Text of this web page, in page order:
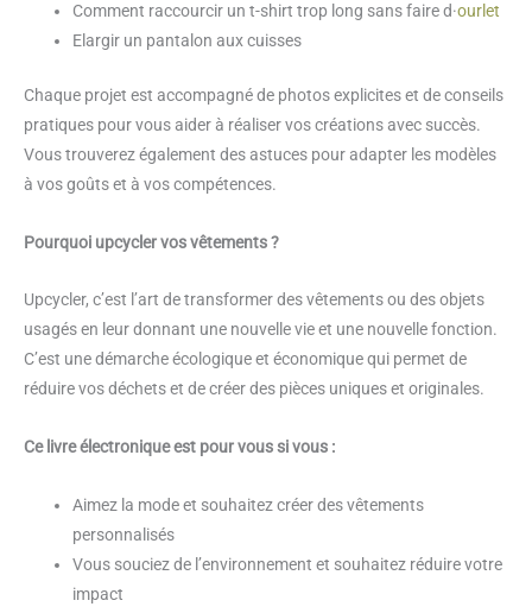
Comment raccourcir un t-shirt trop long sans faire d·ourlet
Elargir un pantalon aux cuisses
Chaque projet est accompagné de photos explicites et de conseils
pratiques pour vous aider à réaliser vos créations avec succès.
Vous trouverez également des astuces pour adapter les modèles
à vos goûts et à vos compétences.
Pourquoi upcycler vos vêtements ?
Upcycler, c’est l’art de transformer des vêtements ou des objets
usagés en leur donnant une nouvelle vie et une nouvelle fonction.
C’est une démarche écologique et économique qui permet de
réduire vos déchets et de créer des pièces uniques et originales.
Ce livre électronique est pour vous si vous :
Aimez la mode et souhaitez créer des vêtements
personnalisés
Vous souciez de l’environnement et souhaitez réduire votre
impact